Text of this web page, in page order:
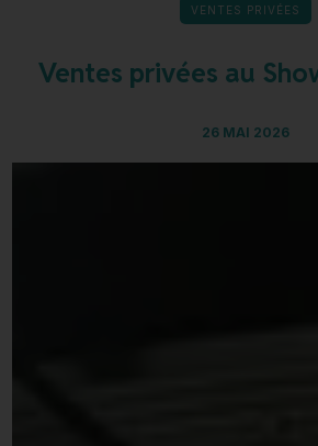
VENTES PRIVÉES
Ventes privées au
26 MAI 2026